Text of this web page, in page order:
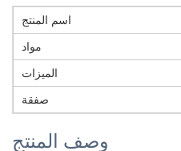
اسم المنتج
مواد
الميزات
صفقة
وصف المنتج